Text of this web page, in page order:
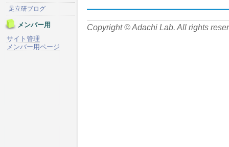
Copyright © Adachi Lab. All rights
足立研ブログ
メンバー用
サイト管理
メンバー用ページ